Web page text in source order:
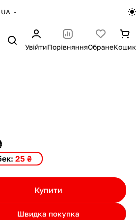
UA
УвійтиПорівнянняОбранеКошик
25 ₴
Купити
Швидка покупка